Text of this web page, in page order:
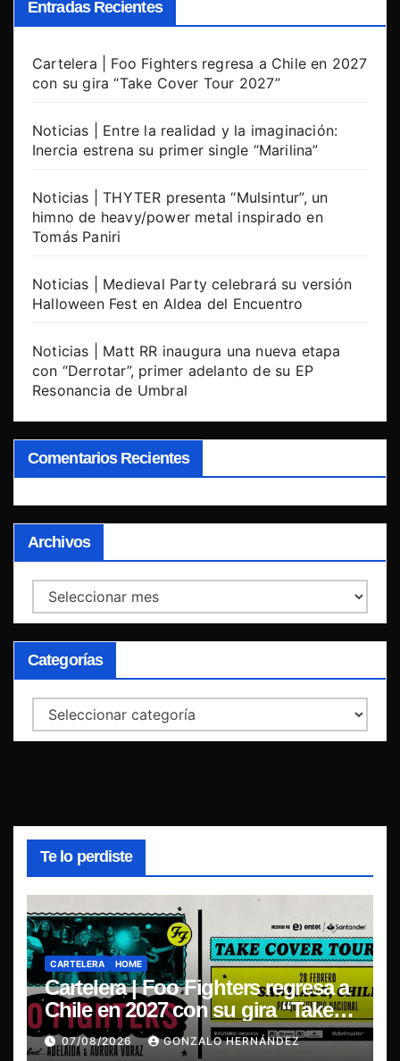
Entradas Recientes
Cartelera | Foo Fighters regresa a Chile en 2027
con su gira “Take Cover Tour 2027”
Noticias | Entre la realidad y la imaginación:
Inercia estrena su primer single “Marilina”
Noticias | THYTER presenta “Mulsintur”, un
himno de heavy/power metal inspirado en
Tomás Paniri
Noticias | Medieval Party celebrará su versión
Halloween Fest en Aldea del Encuentro
Noticias | Matt RR inaugura una nueva etapa
con “Derrotar”, primer adelanto de su EP
Resonancia de Umbral
Comentarios Recientes
Archivos
Archivos
Categorías
Categorías
Te lo perdiste
CARTELERA HOME
Cartelera | Foo Fighters regresa a
Chile en 2027 con su gira “Take
Cover Tour 2027”
07/08/2026 GONZALO HERNÁNDEZ